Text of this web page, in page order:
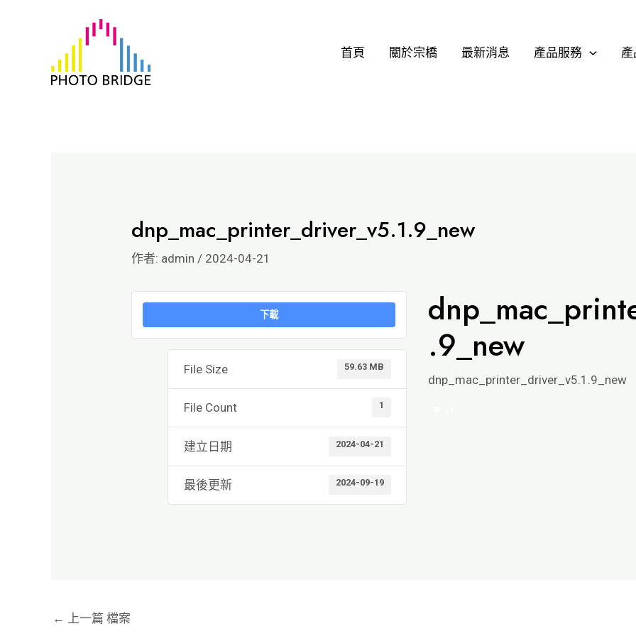
首頁 關於宗橋 最新消息 產品服務
dnp_mac_printer_driver_v5.1.9_new
作者: admin/ 2024-04-21
下載
File Size 59.63 MB
File Count 1
建立日期 2024-04-21
最後更新 2024-09-19
.9_new
dnp_mac_printer_driver_v5.1.9_new
← 上一篇 檔案